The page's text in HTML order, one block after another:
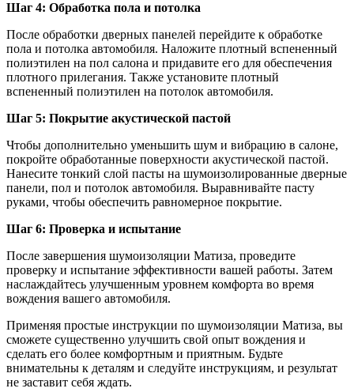
Шаг 4: Обработка пола и потолка
После обработки дверных панелей перейдите к обработке
пола и потолка автомобиля. Наложите плотный вспененный
полиэтилен на пол салона и придавите его для обеспечения
плотного прилегания. Также установите плотный
вспененный полиэтилен на потолок автомобиля.
Шаг 5: Покрытие акустической пастой
Чтобы дополнительно уменьшить шум и вибрацию в салоне,
покройте обработанные поверхности акустической пастой.
Нанесите тонкий слой пасты на шумоизолированные дверные
панели, пол и потолок автомобиля. Выравнивайте пасту
руками, чтобы обеспечить равномерное покрытие.
Шаг 6: Проверка и испытание
После завершения шумоизоляции Матиза, проведите
проверку и испытание эффективности вашей работы. Затем
наслаждайтесь улучшенным уровнем комфорта во время
вождения вашего автомобиля.
Применяя простые инструкции по шумоизоляции Матиза, вы
сможете существенно улучшить свой опыт вождения и
сделать его более комфортным и приятным. Будьте
внимательны к деталям и следуйте инструкциям, и результат
не заставит себя ждать.